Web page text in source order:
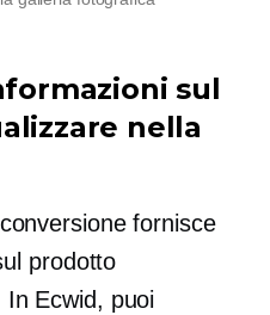
sul
nella
fornisce
prodotto
In Ecwid, puoi